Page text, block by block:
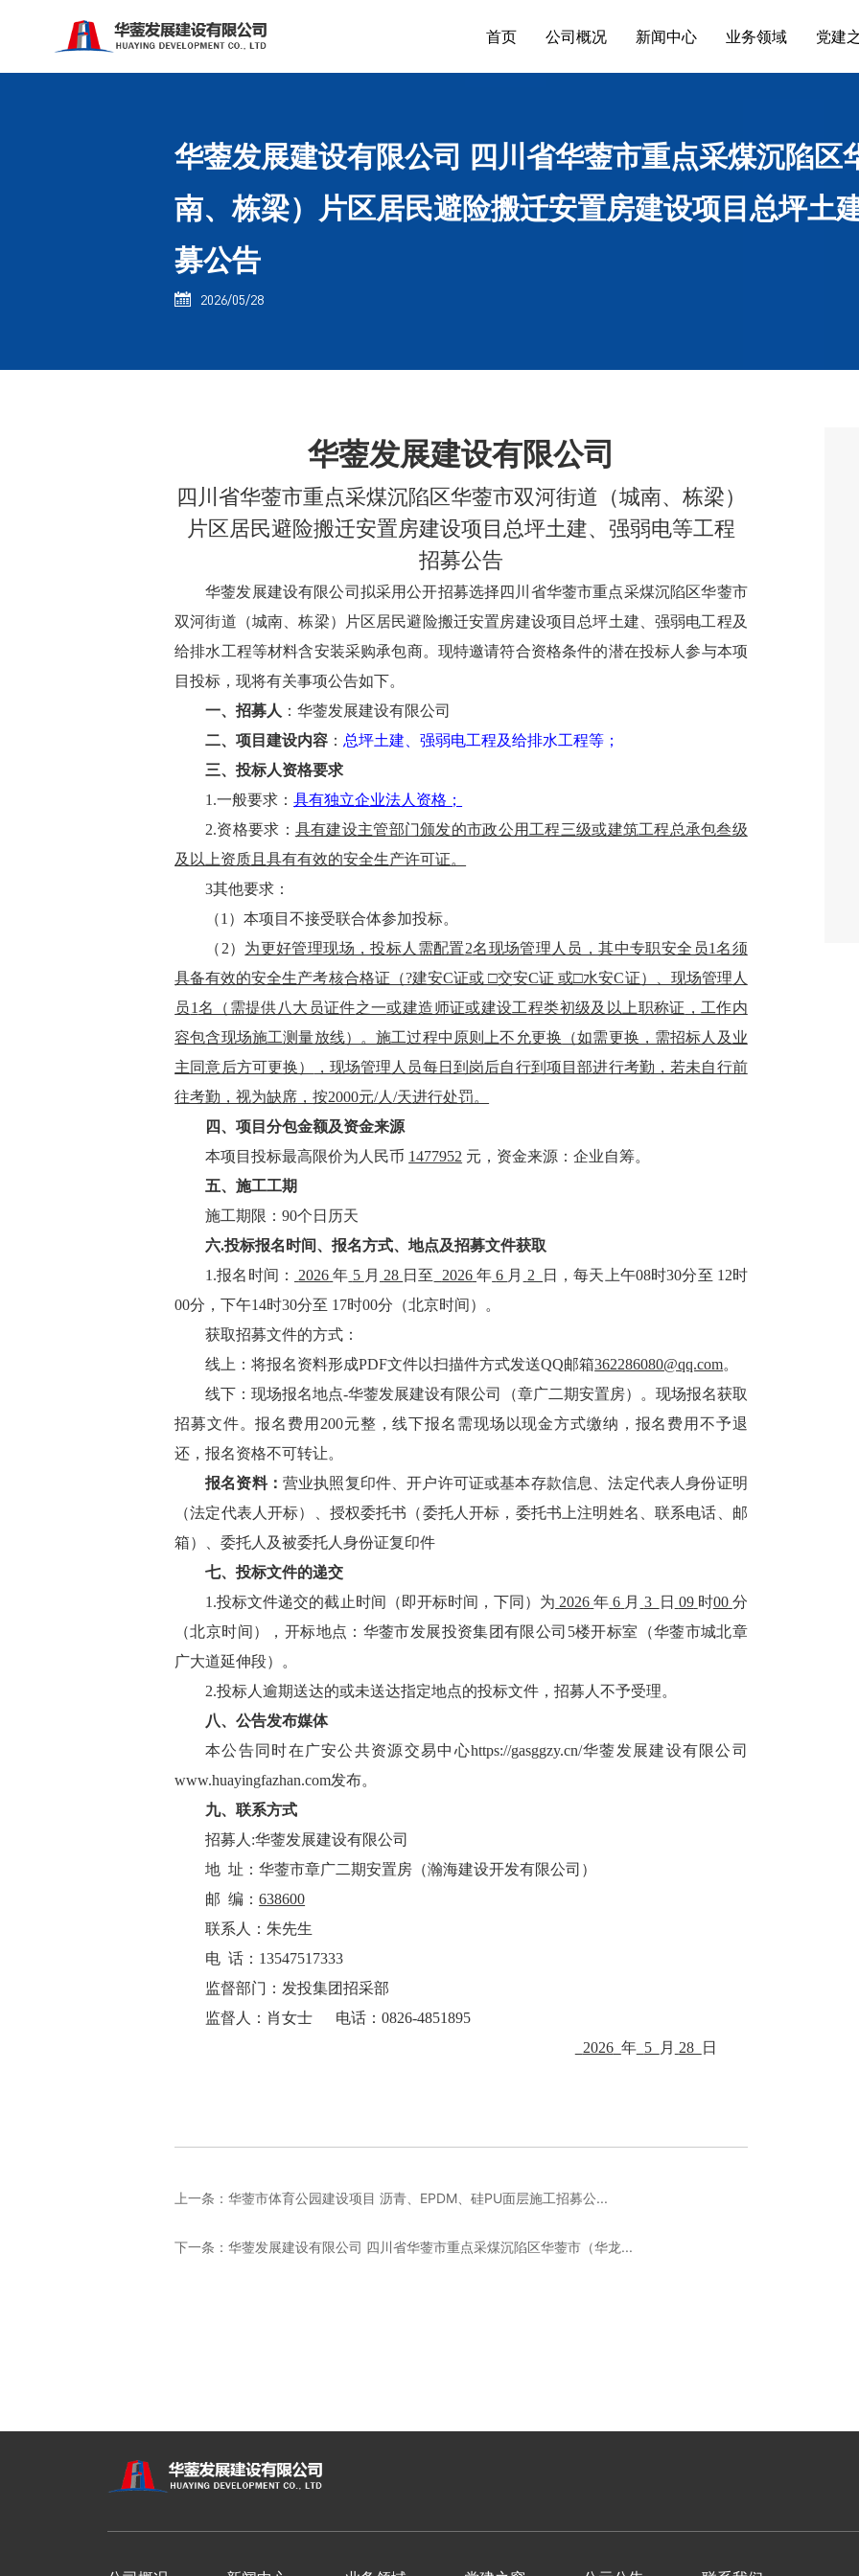
首页 公司概况 新闻中心 业务领域 党建
华蓥发展建设有限公司 四川省华蓥市重点采煤沉陷区
南、栋梁）片区居民避险搬迁安置房建设项目总坪土
募公告
 2026/05/28
华蓥发展建设有限公司
四川省华蓥市重点采煤沉陷区华蓥市双河街道（城南、栋梁）
片区居民避险搬迁安置房建设项目总坪土建、强弱电等工程
招募公告
华蓥发展建设有限公司拟采用公开招募选择四川省华蓥市重点采煤沉陷区华蓥市
双河街道（城南、栋梁）片区居民避险搬迁安置房建设项目总坪土建、强弱电工程及
给排水工程等材料含安装采购承包商。现特邀请符合资格条件的潜在投标人参与本项
目投标 ，现将有关事项公告如下。
一、招募人 ：华蓥发展建设有限公司
二、项目建设内容 ： 总坪土建、强弱电工程及给排水工程等；
三、投标人资格要求
1.一般要求：具有独立企业法人资格；
2.资格要求 ： 具有建设主管部门颁发的市政公用工程三级或建筑工程总承包叁级
及以上资质且具有有效的安全生产许可证。
3其他要求：
（1）本项目不接受联合体参加投标。
（ 2） 为更好管理现场，投标人需配置2名现场管理人员，其中专职安全员1名须
具备有效的安全生产考核合格证（?建安C证或□交安C证 或□水安C证）、现场管理人
员1名（需提供八大员证件之一或建造师证或建设工程类初级及以上职称证 ，工作内
容包含现场施工测量放线）。施工过程中 原则上不允更换 （如需更换，需招标人及业
主同意后方可更换）
，现场管理人员每日到岗后自行到项目部进行考勤，若未自行前
往考勤，视为缺席 ，按2000元/人/天进行处罚。
四、项目分包金额及资金来源
本项目投标最高限价为 人民币 1477952 元， 资金来源：企业自筹。
五、施工工期
施工期限 ：90个日历天
六.投标报名 时间、报名方式、地点及招募文件获取
1.报名时间： 2026 年 5 月 28 日至 2026 年 6 月 2 日，每天上午08时30分至 12时
00分，下午14时30分至 17时00分（北京时间）。
获取招募文件的方式：
线上：将报名资料形成PDF文件以扫描件方式发送QQ邮箱362286080@qq.com。
线下：现场报名地点-华蓥发展建设有限公司 （章广二期安置房） 。 现场报名获取
招募文件。报名费用 200元整，线下报名需现场以现金方式缴纳，报名费用不予退
还，报名资格不可转让。
报名资料： 营业执照复印件、开户许可证或基本存款信息、法定代表人身份证明
（法定代表人开标）、授权委托书（委托人开标，委托书上注明姓名、联系电话、邮
箱）、委托人及被委托人身份证复印件
七、投标文件的递交
1.投标文件递交的截止时间（即开标时间，下同）为 2026 年 6 月 3 日 09 时00 分
（北京时间）， 开标地点： 华蓥市发展投资集团有限公司 5楼开标室（华蓥市城北章
广大道延伸段）。
2.投标人逾期送达的或未送达指定地点的投标文件，招募人不予受理。
八、公告发布媒体
本公告同时在广安公共资源交易中心https://gasggzy.cn/华蓥发展建设有限公司
www.huayingfazhan.com发布。
九、联系方式
招募 人 :华蓥发展建设有限公司
地 址：华蓥市章广二期安置房（瀚海建设开发有限公司）
邮 编：638600
联系人：朱先生
电 话： 13547517333
监督部门：发投集团招采部
监督人：肖女士
电话：0826-4851895
2026 年 5 月 28 日
上一条：华蓥市体育公园建设项目 沥青、EPDM、硅PU面层施工招募公...
下一条：华蓥发展建设有限公司 四川省华蓥市重点采煤沉陷区华蓥市（华龙...